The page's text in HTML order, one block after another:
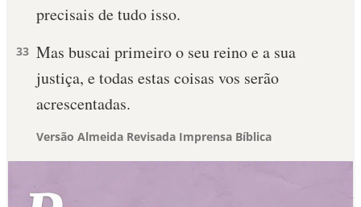
precisais de tudo isso.
33 Mas buscai primeiro o seu reino e a sua
justiça, e todas estas coisas vos serão
acrescentadas.
Versão Almeida Revisada Imprensa Bíblica